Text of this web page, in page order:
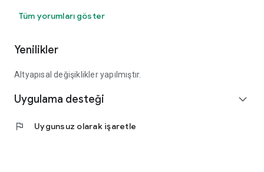
Tüm yorumları göster
Yenilikler
Altyapısal değişiklikler yapılmıştır.
Uygulama desteği expand_more
flag Uygunsuz olarak işaretle